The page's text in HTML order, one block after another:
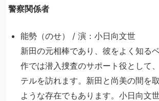
警察関係者
能勢（のせ） / 演：小日向文世
新田の元相棒であり、彼をよく知る
作では潜入捜査のサポート役として
テルを訪れます。新田と尚美の間を
ような存在でもあります。小日向文